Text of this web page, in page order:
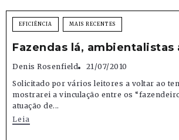
EFICIÊNCIA MAIS RECENTES
Fazendas lá, ambientalistas
Denis Rosenfield
21/07/2010
Solicitado por vários leitores a voltar ao
mostrarei a vinculação entre os
atuação de...
Leia